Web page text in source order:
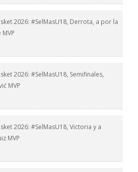
2026: #SelMasU18, Derrota, a por la
2026: #SelMasU18, Semifinales,
MVP
2026: #SelMasU18, Victoria y a
MVP